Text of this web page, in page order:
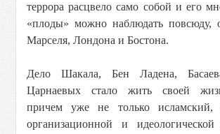
террора расцвело само собой и его
«плоды» можно наблюдать повсюду,
Марселя, Лондона и Бостона.
Дело Шакала, Бен Ладена,
Царнаевых стало жить своей
причем уже не только исламский,
организационной и